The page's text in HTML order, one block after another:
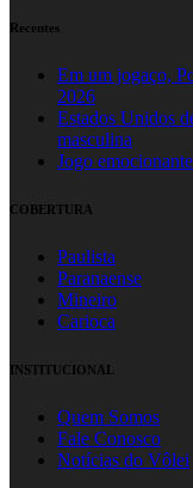
Recentes
Em um jogaço,
2026
Estados Unidos
masculina
Jogo
COBERTURA
Paulista
Paranaense
Mineiro
Carioca
INSTITUCIONAL
Quem Somos
Fale Conosco
Notícias do Vôlei